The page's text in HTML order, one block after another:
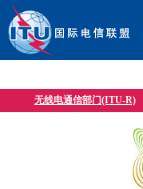
无线电通信部门(ITU-R)